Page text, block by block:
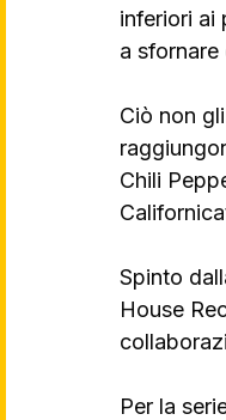
inferiori ai
a sfornare
Ciò non
Chili
Spinto
House
Per la